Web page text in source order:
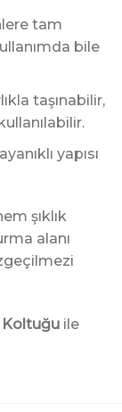
tam
bile
taşınabilir,
yapısı
şıklık
alanı
Koltuğu ile